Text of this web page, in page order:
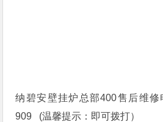
纳碧安壁挂炉总部400售后维修
909 (温馨提示：即可拨打）